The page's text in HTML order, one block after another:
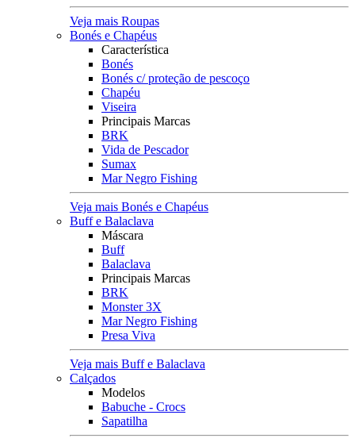
Veja mais Roupas
Bonés e Chapéus
Característica
Bonés
Bonés c/ proteção de pescoço
Chapéu
Viseira
Principais Marcas
BRK
Vida de Pescador
Sumax
Mar Negro Fishing
Veja mais Bonés e Chapéus
Buff e Balaclava
Máscara
Buff
Balaclava
Principais Marcas
BRK
Monster 3X
Mar Negro Fishing
Presa Viva
Veja mais Buff e Balaclava
Calçados
Modelos
Babuche - Crocs
Sapatilha